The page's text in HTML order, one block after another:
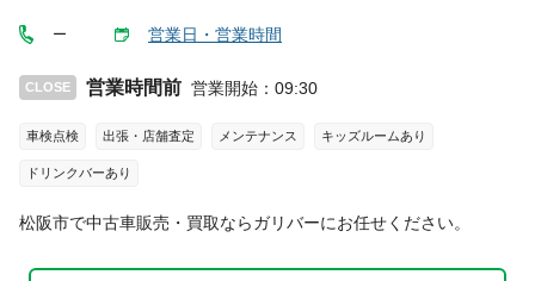
ー 営業日・営業時間
CLOSE 営業時間前 営業開始 ： 09:30
車検点検 出張・店舗査定 メンテナンス キッズルームあり
ドリンクバーあり
松阪市で中古車販売・買取ならガリバーにお任せください。